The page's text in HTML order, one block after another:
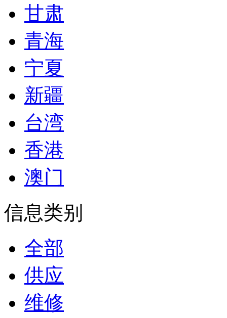
甘肃
青海
宁夏
新疆
台湾
香港
澳门
信息类别
全部
供应
维修